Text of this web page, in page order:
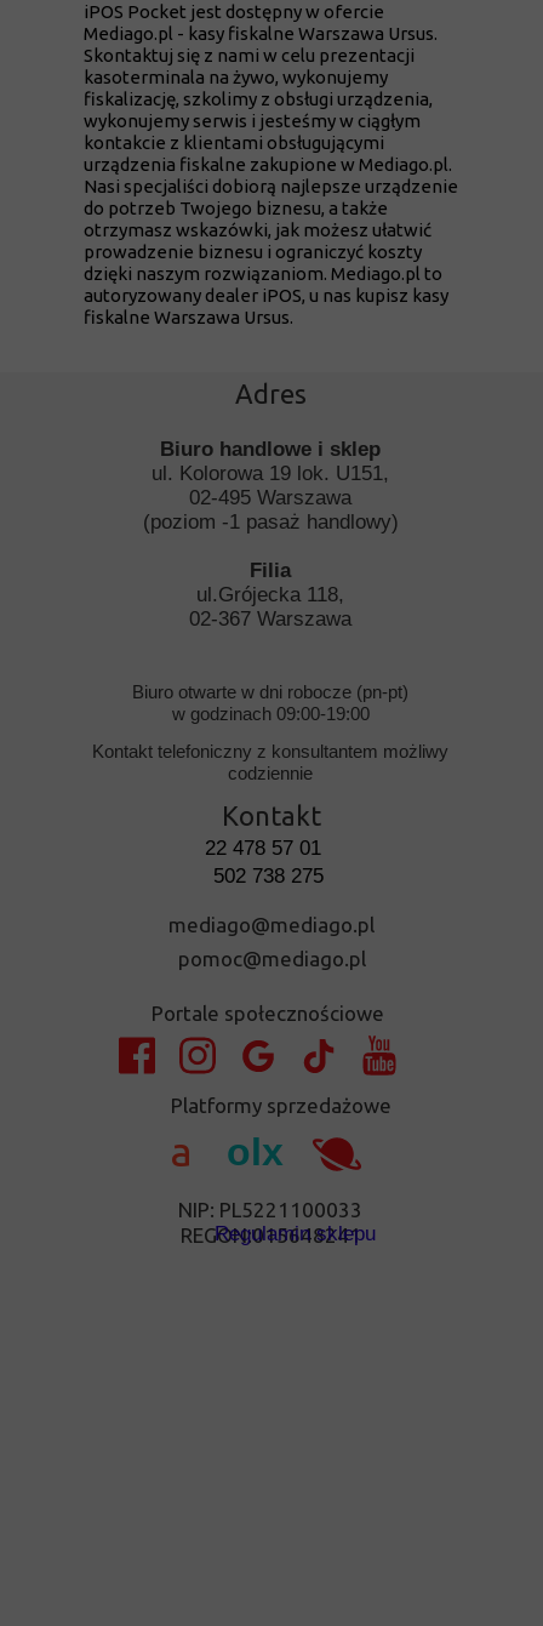
iPOS Pocket jest dostępny w ofercie
Mediago.pl - kasy fiskalne Warszawa Ursus.
Skontaktuj się z nami w celu prezentacji
kasoterminala na żywo, wykonujemy
fiskalizację, szkolimy z obsługi urządzenia,
wykonujemy serwis i jesteśmy w ciągłym
kontakcie z klientami obsługującymi
urządzenia fiskalne zakupione w Mediago.pl.
Nasi specjaliści dobiorą najlepsze urządzenie
do potrzeb Twojego biznesu, a także
otrzymasz wskazówki, jak możesz ułatwić
prowadzenie biznesu i ograniczyć koszty
dzięki naszym rozwiązaniom. Mediago.pl to
autoryzowany dealer iPOS, u nas kupisz kasy
fiskalne Warszawa Ursus.
Portale społecznościowe
502 738 275
22 478 57 01
olx
a
Adres
Kontakt
Biuro handlowe i sklep
ul. Kolorowa 19 lok. U151,
02-495 Warszawa
(poziom -1 pasaż handlowy)
Filia
ul.Grójecka 118,
02-367 Warszawa
mediago@mediago.pl
pomoc@mediago.pl
Biuro otwarte w dni robocze (pn-pt)
w godzinach 09:00-19:00
Kontakt telefoniczny z konsultantem możliwy
codziennie
Regulamin sklepu
NIP: PL5221100033
REGON:015648241
Platformy sprzedażowe